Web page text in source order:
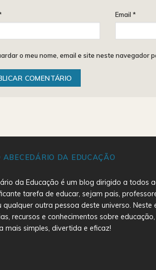
Email *
o meu nome, email e site neste navegador
ABECEDÁRIO DA EDUCAÇÃO
da Educação é um blog dirigido a todos
tarefa de educar, sejam pais,
qualquer outra pessoa deste universo. Neste
recursos e conhecimentos sobre
mais simples, divertida e eficaz!